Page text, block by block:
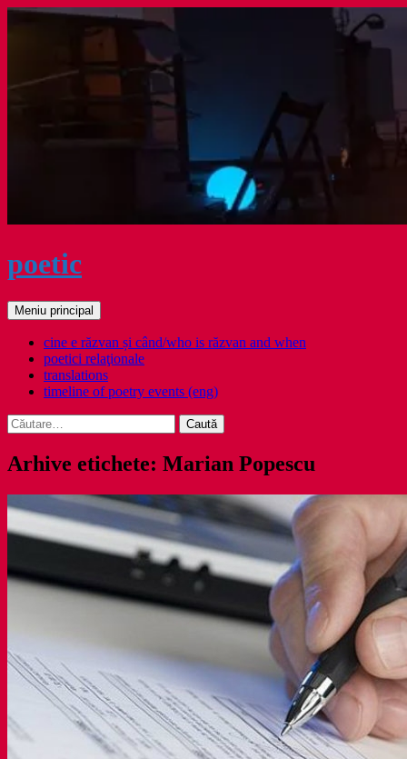
Sari
poetic
Caută
Meniu principal
cine e răzvan și când/who is răzvan and when
poetici relaţionale
translations
timeline of poetry events (eng)
Caută
după:
Arhive etichete: Marian Popescu